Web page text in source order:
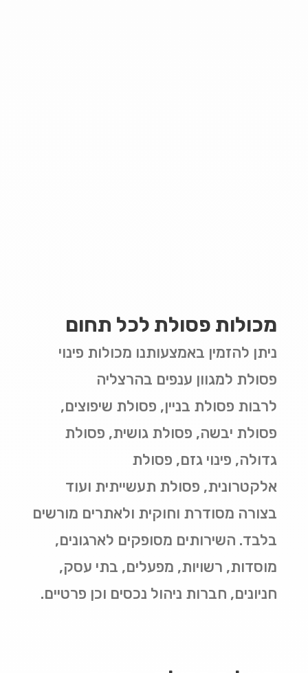
מכולות פסולת לכל תחום
ניתן להזמין באמצעותנו מכולות פינוי
פסולת למגוון ענפים בהרצליה
לרבות פסולת בניין, פסולת שיפוצים,
פסולת יבשה, פסולת גושית, פסולת
גדולה, פינוי גזם, פסולת
אלקטרונית, פסולת תעשייתית ועוד
בצורה מסודרת וחוקית ולאתרים מורשים
בלבד. השירותים מסופקים לארגונים,
מוסדות, רשויות, מפעלים, בתי עסק,
חניונים, חברות ניהול נכסים וכן פרטיים.